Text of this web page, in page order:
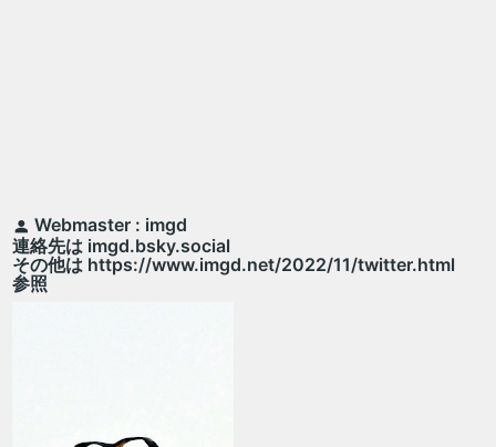
Webmaster : imgd
連絡先は imgd.bsky.social
その他は https://www.imgd.net/2022/11/twitter.html
参照